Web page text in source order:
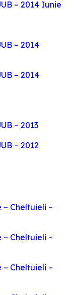
– 2014 Iunie
– 2014
– 2014
– 2013
– 2012
– Cheltuieli –
– Cheltuieli –
– Cheltuieli –